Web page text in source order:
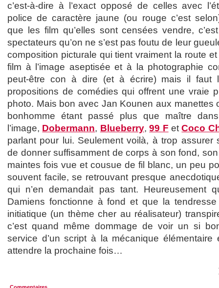
c’est-à-dire à l’exact opposé de celles avec
police de caractère jaune (ou rouge c’est
que les film qu’elles sont censées vendre,
spectateurs qu’on ne s’est pas foutu de leur
composition picturale qui tient vraiment la route et
film à l’image aseptisée et à la photographie
peut-être con à dire (et à écrire) mais il faut
propositions de comédies qui offrent une vraie
photo. Mais bon avec Jan Kounen aux manettes
bonhomme étant passé plus que maître
l’image, Dobermann, Blueberry,99 F etCoco
parlant pour lui. Seulement voilà, à trop assurer
de donner suffisamment de corps à son fond,
maintes fois vue et cousue de fil blanc, un peu
souvent facile, se retrouvant presque
qui n’en demandait pas tant. Heureusement
Damiens fonctionne à fond et que la
initiatique (un thème cher au réalisateur)
c’est quand même dommage de voir un si
service d’un script à la mécanique élémentaire
attendre la prochaine fois…